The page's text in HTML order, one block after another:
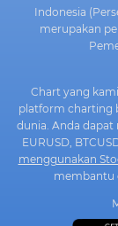
Indonesia
merupakan
Chart yang
platform charting
dunia. Anda
EURUSD,
menggunakan
membantu